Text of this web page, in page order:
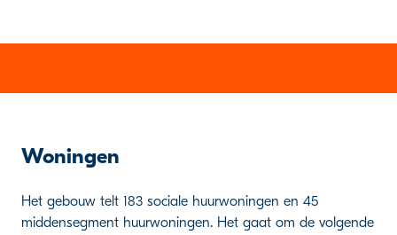
Woningen
Het gebouw telt 183 sociale huurwoningen en 45
middensegment huurwoningen. Het gaat om de volgende